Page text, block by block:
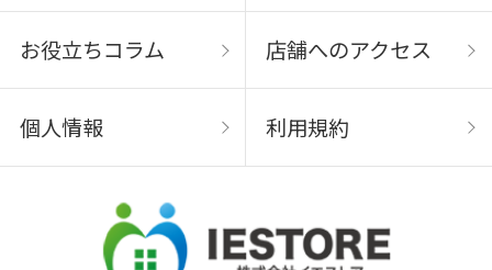
お役立ちコラム 店舗へのアクセス
個人情報 利用規約